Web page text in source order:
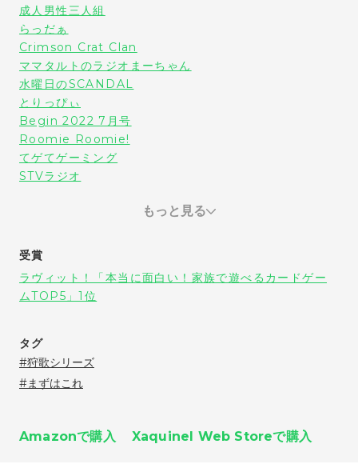
成人男性三人組
らっだぁ
Crimson Crat Clan
ママタルトのラジオまーちゃん
水曜日のSCANDAL
とりっぴぃ
Begin 2022 7月号
Roomie Roomie!
てゲてゲーミング
STVラジオ
もっと見る
受賞
ラヴィット！「本当に面白い！家族で遊べるカードゲー
ムTOP5」1位
タグ
狩歌シリーズ
まずはこれ
Amazonで購入 Xaquinel Web Storeで購入